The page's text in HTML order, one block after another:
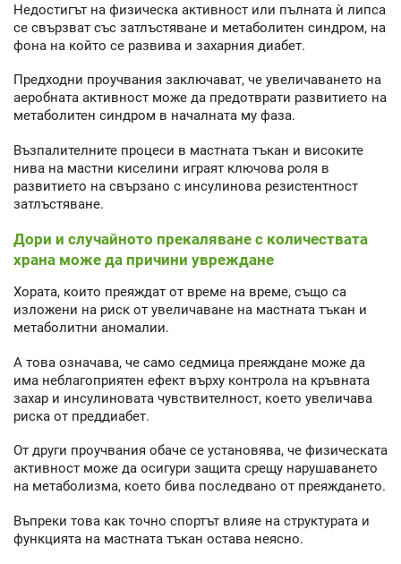
Недостигът на физическа активност или пълната ѝ липса
се свързват със затлъстяване и метаболитен синдром, на
фона на който се развива и захарния диабет.
Предходни проучвания заключават, че увеличаването на
аеробната активност може да предотврати развитието на
метаболитен синдром в началната му фаза.
Възпалителните процеси в мастната тъкан и високите
нива на мастни киселини играят ключова роля в
развитието на свързано с инсулинова резистентност
затлъстяване.
Дори и случайното прекаляване с количествата
храна може да причини увреждане
Хората, които преяждат от време на време, също са
изложени на риск от увеличаване на мастната тъкан и
метаболитни аномалии.
А това означава, че само седмица преяждане може да
има неблагоприятен ефект върху контрола на кръвната
захар и инсулиновата чувствителност, което увеличава
риска от преддиабет.
От други проучвания обаче се установява, че физическата
активност може да осигури защита срещу нарушаването
на метаболизма, което бива последвано от преяждането.
Въпреки това как точно спортът влияе на структурата и
функцията на мастната тъкан остава неясно.